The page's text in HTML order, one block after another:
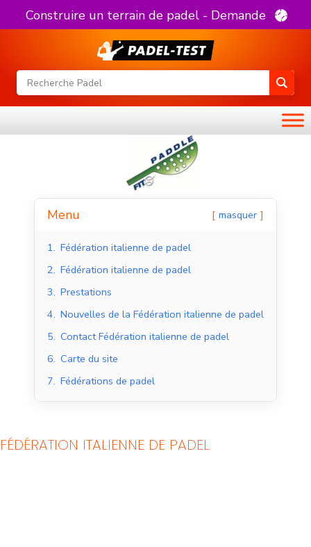
Construire un terrain de padel - Demande
Menu masquer
1. Fédération italienne de padel
2. Fédération italienne de padel
3. Prestations
4. Nouvelles de la Fédération italienne de padel
5. Contact Fédération italienne de padel
6. Carte du site
7. Fédérations de padel
FÉDÉRATION ITALIENNE DE PADEL